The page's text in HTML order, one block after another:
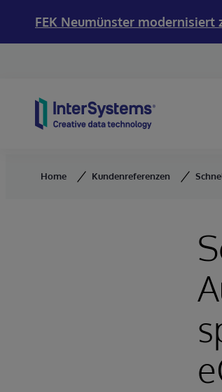
FEK Neumünster
Home Kundenreferenzen